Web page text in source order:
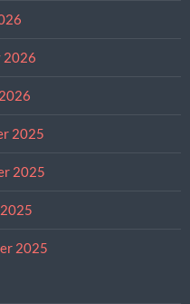
2026
2025
2025
2025